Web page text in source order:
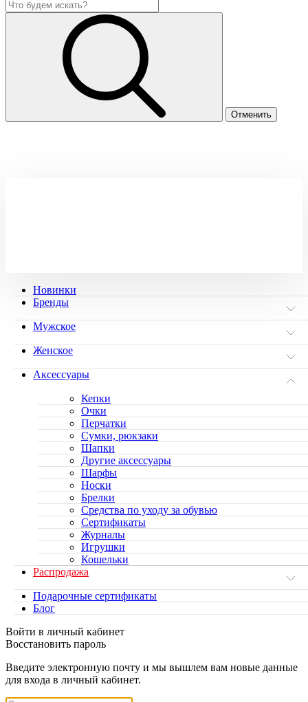
Новинки
Бренды
Мужское
Женское
Аксессуары
Кепки
Очки
Перчатки
Сумки, рюкзаки
Шапки
Другие аксессуары
Шарфы
Носки
Брелки
Средства по уходу за обувью
Сертификаты
Журналы
Игрушки
Кошельки
Распродажа
Подарочные сертификаты
Блог
Войти в личный кабинет
Восстановить пароль
Введите электронную почту и мы вышлем вам новые данные
для входа в личный кабинет.